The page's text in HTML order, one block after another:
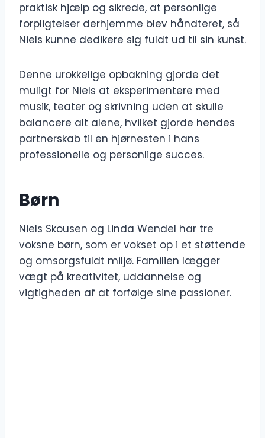
praktisk hjælp og sikrede, at personlige
forpligtelser derhjemme blev håndteret, så
Niels kunne dedikere sig fuldt ud til sin kunst.
Denne urokkelige opbakning gjorde det
muligt for Niels at eksperimentere med
musik, teater og skrivning uden at skulle
balancere alt alene, hvilket gjorde hendes
partnerskab til en hjørnesten i hans
professionelle og personlige succes.
Børn
Niels Skousen og Linda Wendel har tre
voksne børn, som er vokset op i et støttende
og omsorgsfuldt miljø. Familien lægger
vægt på kreativitet, uddannelse og
vigtigheden af ​​at forfølge sine passioner.